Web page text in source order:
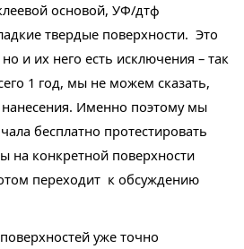
основой, УФ/дтф
твердые поверхности. Это
и их него есть исключения – так
1 год, мы не можем сказать,
Именно поэтому мы
бесплатно протестировать
на конкретной поверхности
переходит к обсуждению
уже точно